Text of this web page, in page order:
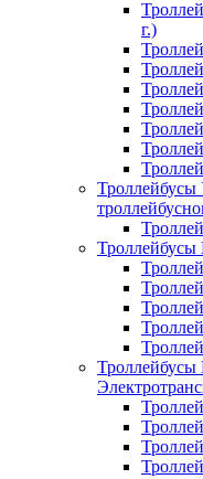
г.)
Троллейбусы
Троллейбусы
Троллейбусы